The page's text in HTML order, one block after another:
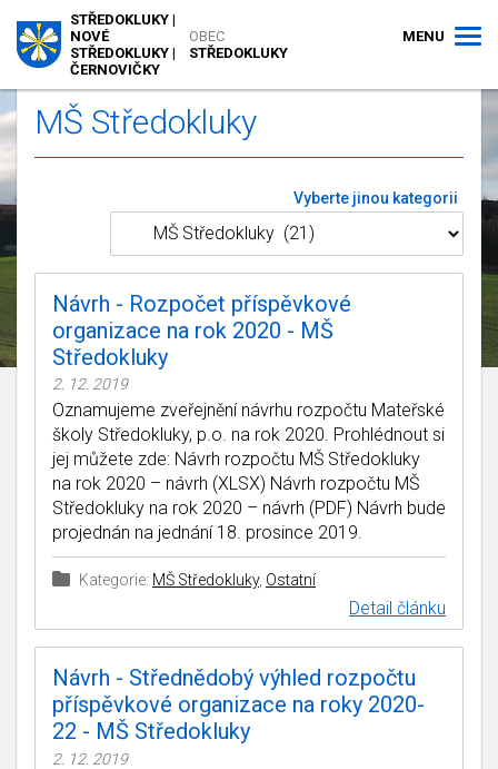
OBEC
STŘEDOKLUKY
STŘEDOKLUKY |
NOVÉ
STŘEDOKLUKY |
ČERNOVIČKY
MENU
MŠ Středokluky
Vyberte jinou kategorii
Návrh - Rozpočet příspěvkové
organizace na rok 2020 - MŠ
Středokluky
2. 12. 2019
Oznamujeme zveřejnění návrhu rozpočtu Mateřské
školy Středokluky, p.o. na rok 2020. Prohlédnout si
jej můžete zde: Návrh rozpočtu MŠ Středokluky
na rok 2020 – návrh (XLSX) Návrh rozpočtu MŠ
Středokluky na rok 2020 – návrh (PDF) Návrh bude
projednán na jednání 18. prosince 2019.
Kategorie: MŠ Středokluky, Ostatní
Detail článku
Návrh - Střednědobý výhled rozpočtu
příspěvkové organizace na roky 2020-
22 - MŠ Středokluky
2. 12. 2019